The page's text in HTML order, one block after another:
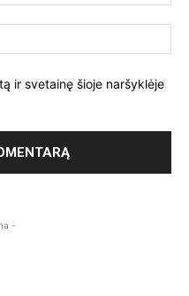
ir svetainę šioje naršyklėje
-